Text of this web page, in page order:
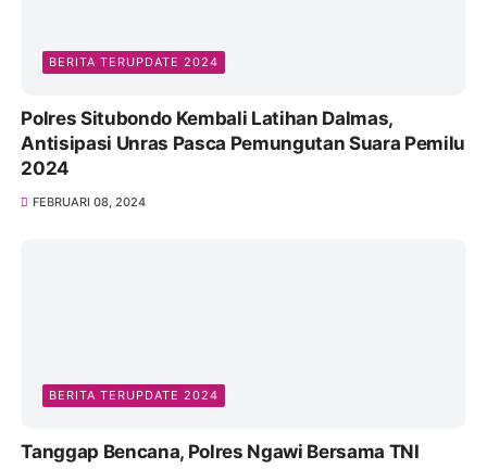
BERITA TERUPDATE 2024
Polres Situbondo Kembali Latihan Dalmas,
Antisipasi Unras Pasca Pemungutan Suara Pemilu
2024
FEBRUARI 08, 2024
BERITA TERUPDATE 2024
Tanggap Bencana, Polres Ngawi Bersama TNI